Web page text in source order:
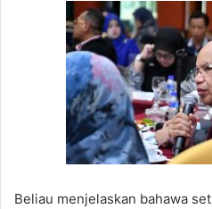
Beliau menjelaskan bahawa